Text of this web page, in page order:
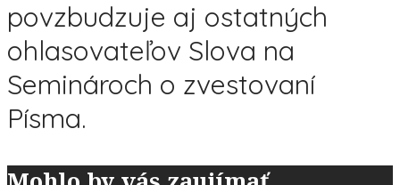
povzbudzuje aj ostatných
ohlasovateľov Slova na
Seminároch o zvestovaní
Písma.